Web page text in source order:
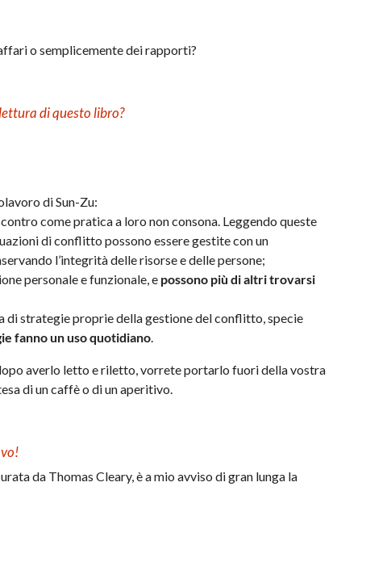
o semplicemente dei rapporti?
di questo libro?
di Sun-Zu:
come pratica a loro non consona. Leggendo queste
di conflitto possono essere gestite con un
l’integrità delle risorse e delle persone;
personale e funzionale, e possono più di altri trovarsi
di strategie proprie della gestione del conflitto, specie
fanno un uso quotidiano.
averlo letto e riletto, vorrete portarlo fuori della vostra
di un caffè o di un aperitivo.
da Thomas Cleary, è a mio avviso di gran lunga la